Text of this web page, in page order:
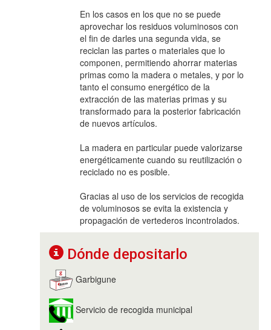
En los casos en los que no se puede
aprovechar los residuos voluminosos con
el fin de darles una segunda vida, se
reciclan las partes o materiales que lo
componen, permitiendo ahorrar materias
primas como la madera o metales, y por lo
tanto el consumo energético de la
extracción de las materias primas y su
transformado para la posterior fabricación
de nuevos artículos.
La madera en particular puede valorizarse
energéticamente cuando su reutilización o
reciclado no es posible.
Gracias al uso de los servicios de recogida
de voluminosos se evita la existencia y
propagación de vertederos incontrolados.
Dónde depositarlo
Garbigune
Servicio de recogida municipal